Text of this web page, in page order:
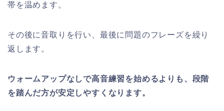
帯を温めます。
その後に音取りを行い、最後に問題のフレーズを繰り
返します。
ウォームアップなしで高音練習を始めるよりも、段階
を踏んだ方が安定しやすくなります。